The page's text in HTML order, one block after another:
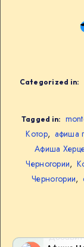
Categorized in:
Tagged in:
Котор, афиша
Афиша
Черногории,
Черногории,